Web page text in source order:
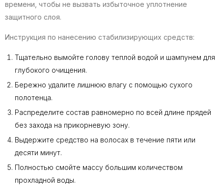
времени, чтобы не вызвать избыточное уплотнение
защитного слоя.
Инструкция по нанесению стабилизирующих средств:
Тщательно вымойте голову теплой водой и шампунем для
глубокого очищения.
Бережно удалите лишнюю влагу с помощью сухого
полотенца.
Распределите состав равномерно по всей длине прядей
без захода на прикорневую зону.
Выдержите средство на волосах в течение пяти или
десяти минут.
Полностью смойте массу большим количеством
прохладной воды.